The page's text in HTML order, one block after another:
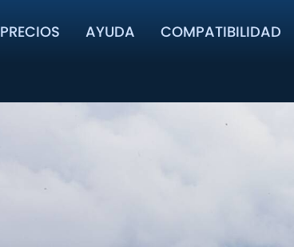
PRECIOS AYUDA COMPATIBILIDAD